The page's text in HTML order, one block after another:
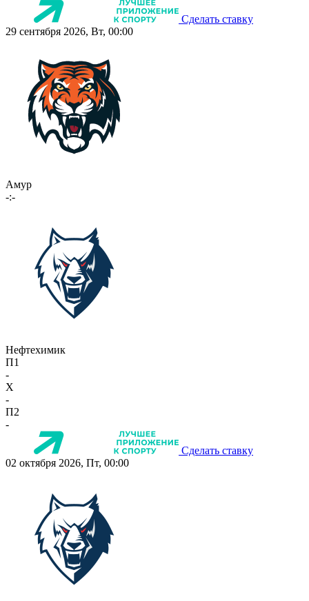
Сделать ставку
29 сентября 2026, Вт, 00:00
Амур
-:-
Нефтехимик
П1
-
X
-
П2
-
Сделать ставку
02 октября 2026, Пт, 00:00